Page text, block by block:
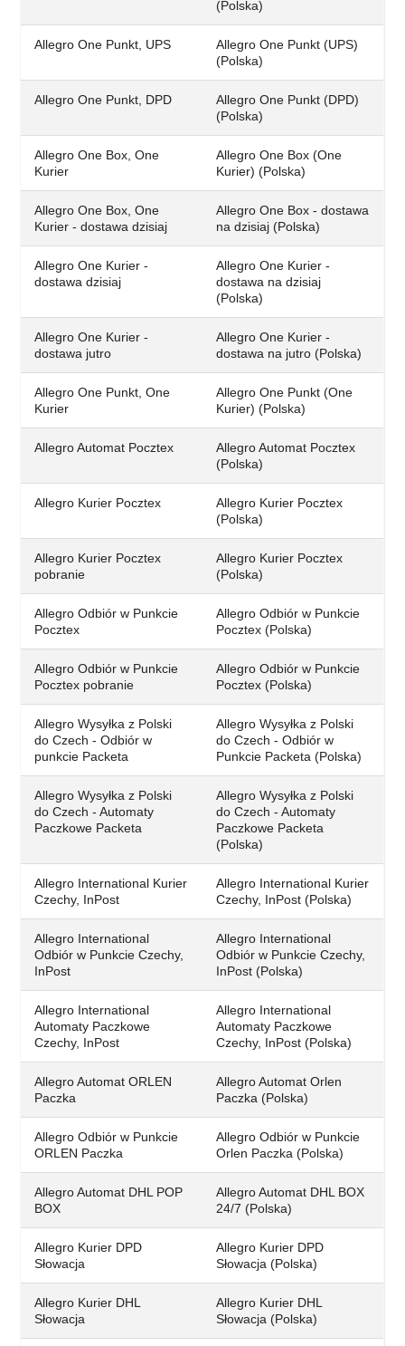
(Polska)
Allegro One Punkt, UPS
Allegro One Punkt (UPS)
(Polska)
Allegro One Punkt, DPD
Allegro One Punkt (DPD)
(Polska)
Allegro One Box, One
Kurier
Allegro One Box (One
Kurier) (Polska)
Allegro One Box, One
Kurier - dostawa dzisiaj
Allegro One Box - dostawa
na dzisiaj (Polska)
Allegro One Kurier -
dostawa dzisiaj
Allegro One Kurier -
dostawa na dzisiaj
(Polska)
Allegro One Kurier -
dostawa jutro
Allegro One Kurier -
dostawa na jutro (Polska)
Allegro One Punkt, One
Kurier
Allegro One Punkt (One
Kurier) (Polska)
Allegro Automat Pocztex
Allegro Automat Pocztex
(Polska)
Allegro Kurier Pocztex
Allegro Kurier Pocztex
(Polska)
Allegro Kurier Pocztex
pobranie
Allegro Kurier Pocztex
(Polska)
Allegro Odbiór w Punkcie
Pocztex
Allegro Odbiór w Punkcie
Pocztex (Polska)
Allegro Odbiór w Punkcie
Pocztex pobranie
Allegro Odbiór w Punkcie
Pocztex (Polska)
Allegro Wysyłka z Polski
do Czech - Odbiór w
punkcie Packeta
Allegro Wysyłka z Polski
do Czech - Odbiór w
Punkcie Packeta (Polska)
Allegro Wysyłka z Polski
do Czech - Automaty
Paczkowe Packeta
Allegro Wysyłka z Polski
do Czech - Automaty
Paczkowe Packeta
(Polska)
Allegro International Kurier
Czechy, InPost
Allegro International Kurier
Czechy, InPost (Polska)
Allegro International
Odbiór w Punkcie Czechy,
InPost
Allegro International
Odbiór w Punkcie Czechy,
InPost (Polska)
Allegro International
Automaty Paczkowe
Czechy, InPost
Allegro International
Automaty Paczkowe
Czechy, InPost (Polska)
Allegro Automat ORLEN
Paczka
Allegro Automat Orlen
Paczka (Polska)
Allegro Odbiór w Punkcie
ORLEN Paczka
Allegro Odbiór w Punkcie
Orlen Paczka (Polska)
Allegro Automat DHL POP
BOX
Allegro Automat DHL BOX
24/7 (Polska)
Allegro Kurier DPD
Słowacja
Allegro Kurier DPD
Słowacja (Polska)
Allegro Kurier DHL
Słowacja
Allegro Kurier DHL
Słowacja (Polska)